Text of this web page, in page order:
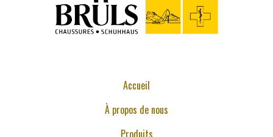
Accueil
À propos de nous